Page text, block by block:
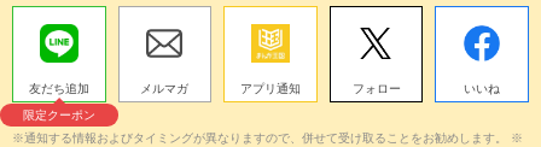
友だち追加
限定クーポン
メルマガ アプリ通知 フォロー いいね
※通知する情報およびタイミングが異なりますので、併せて受け取ることをお勧めします。 ※